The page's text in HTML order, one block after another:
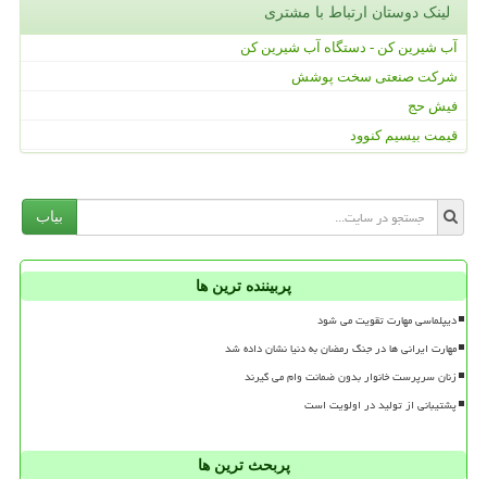
لینک دوستان ارتباط با مشتری
آب شیرین کن - دستگاه آب شیرین کن
شرکت صنعتی سخت پوشش
فیش حج
قیمت بیسیم کنوود
بیاب
پربیننده ترین ها
دیپلماسی مهارت تقویت می شود
مهارت ایرانی ها در جنگ رمضان به دنیا نشان داده شد
زنان سرپرست خانوار بدون ضمانت وام می گیرند
پشتیبانی از تولید در اولویت است
پربحث ترین ها